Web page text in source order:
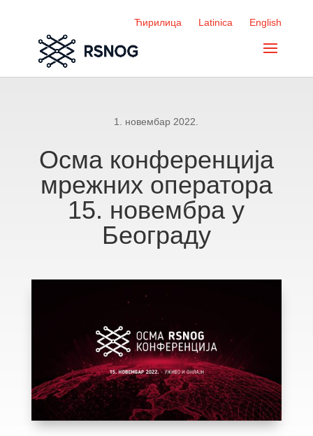
Ћирилица Latinica English
1. новембар 2022.
Осма конференција
мрежних оператора
15. новембра у
Београду